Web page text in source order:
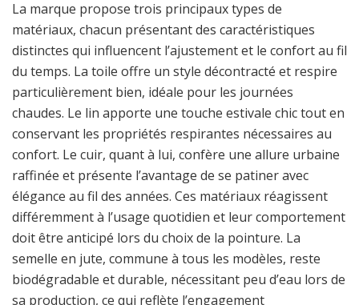
La marque propose trois principaux types de
matériaux, chacun présentant des caractéristiques
distinctes qui influencent l’ajustement et le confort au fil
du temps. La toile offre un style décontracté et respire
particulièrement bien, idéale pour les journées
chaudes. Le lin apporte une touche estivale chic tout en
conservant les propriétés respirantes nécessaires au
confort. Le cuir, quant à lui, confère une allure urbaine
raffinée et présente l’avantage de se patiner avec
élégance au fil des années. Ces matériaux réagissent
différemment à l’usage quotidien et leur comportement
doit être anticipé lors du choix de la pointure. La
semelle en jute, commune à tous les modèles, reste
biodégradable et durable, nécessitant peu d’eau lors de
sa production, ce qui reflète l’engagement